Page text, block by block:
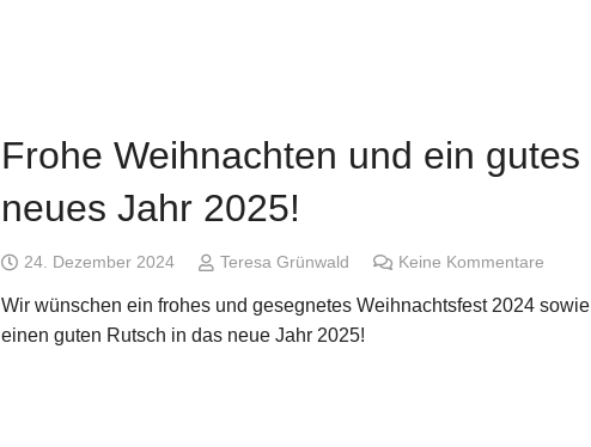
Frohe Weihnachten und ein gutes
neues Jahr 2025!
24. Dezember 2024 Teresa Grünwald Keine Kommentare
Wir wünschen ein frohes und gesegnetes Weihnachtsfest 2024 sowie
einen guten Rutsch in das neue Jahr 2025!